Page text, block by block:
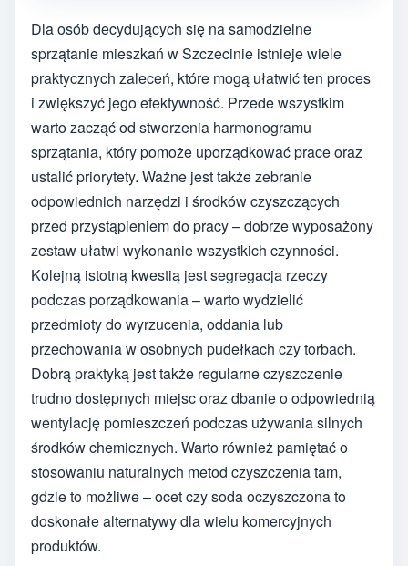
Dla osób decydujących się na samodzielne
sprzątanie mieszkań w Szczecinie istnieje wiele
praktycznych zaleceń, które mogą ułatwić ten proces
i zwiększyć jego efektywność. Przede wszystkim
warto zacząć od stworzenia harmonogramu
sprzątania, który pomoże uporządkować prace oraz
ustalić priorytety. Ważne jest także zebranie
odpowiednich narzędzi i środków czyszczących
przed przystąpieniem do pracy – dobrze wyposażony
zestaw ułatwi wykonanie wszystkich czynności.
Kolejną istotną kwestią jest segregacja rzeczy
podczas porządkowania – warto wydzielić
przedmioty do wyrzucenia, oddania lub
przechowania w osobnych pudełkach czy torbach.
Dobrą praktyką jest także regularne czyszczenie
trudno dostępnych miejsc oraz dbanie o odpowiednią
wentylację pomieszczeń podczas używania silnych
środków chemicznych. Warto również pamiętać o
stosowaniu naturalnych metod czyszczenia tam,
gdzie to możliwe – ocet czy soda oczyszczona to
doskonałe alternatywy dla wielu komercyjnych
produktów.